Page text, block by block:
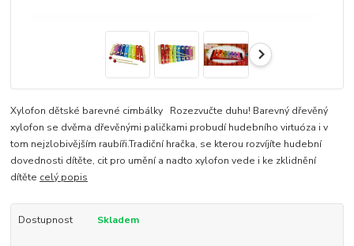
Xylofon dětské barevné cimbálky Rozezvučte duhu! Barevný dřevěný
xylofon se dvěma dřevěnými paličkami probudí hudebního virtuóza i v
tom nejzlobivějším raubíři.Tradiční hračka, se kterou rozvíjíte hudební
dovednosti dítěte, cit pro umění a nadto xylofon vede i ke zklidnění
dítěte celý popis
Dostupnost Skladem